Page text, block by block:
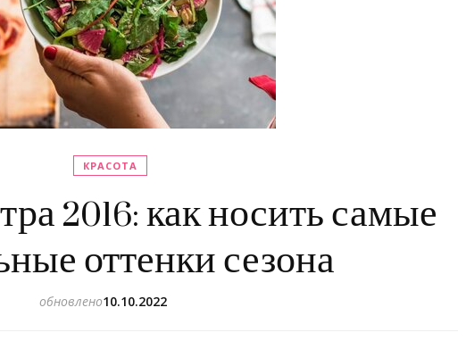
КРАСОТА
2016: как носить самые
оттенки сезона
обновлено10.10.2022